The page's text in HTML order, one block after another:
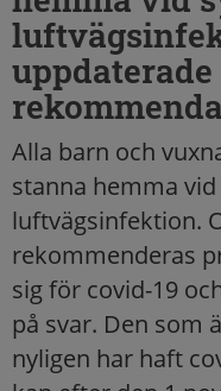
uppdaterade
Alla barn och
stanna hemma
luftvägsinfektion.
rekommenderas
sig för covid-19
på svar. Den som
nyligen har haft